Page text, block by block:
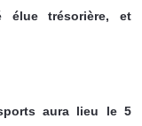
élue trésorière, et
aura lieu le 5